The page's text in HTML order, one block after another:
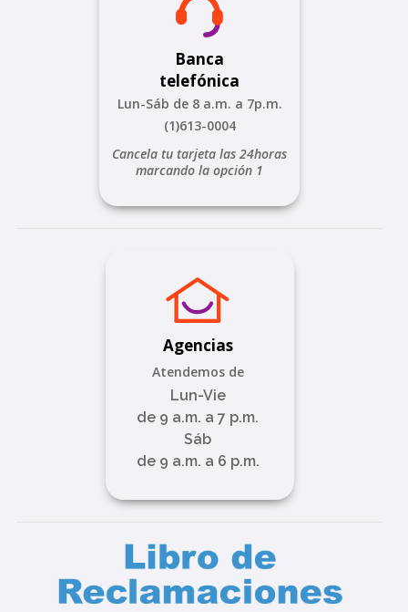
Banca
telefónica
Lun-Sáb de 8 a.m. a 7p.m.
(1)613-0004
Cancela tu tarjeta las 24horas
marcando la opción 1
Agencias
Atendemos de
Lun-Vie
de 9 a.m. a 7 p.m.
Sáb
de 9 a.m. a 6 p.m.